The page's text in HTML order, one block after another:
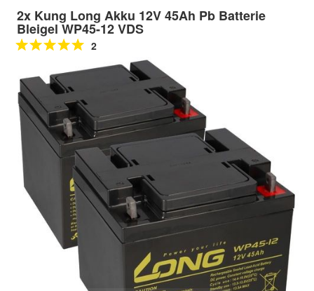
2x Kung Long Akku 12V 45Ah Pb Batterie
Bleigel WP45-12 VDS
2